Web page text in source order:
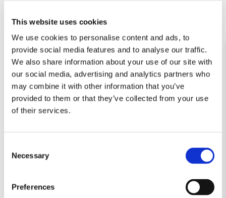
This website uses cookies
We use cookies to personalise content and ads, to
provide social media features and to analyse our traffic.
We also share information about your use of our site with
our social media, advertising and analytics partners who
may combine it with other information that you’ve
provided to them or that they’ve collected from your use
of their services.
Selection
Necessary
Preferences
Bulder
Kaartenmapje met env, vierkant: Animals, Hans Bulder